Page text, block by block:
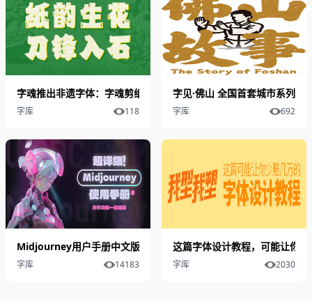
字魂推出非遗字体：字魂剪纸体与字魂印石体正式发布
字库 118
字见·佛山 全国首套城市系列字
字库 692
Midjourney用户手册中文版！详解模型、命令、参数与高级用法
字库 14183
这篇字体设计教程，可能让你少
字库 2030